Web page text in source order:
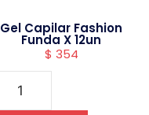
Gel Capilar Fashion
Funda X 12un
$ 354